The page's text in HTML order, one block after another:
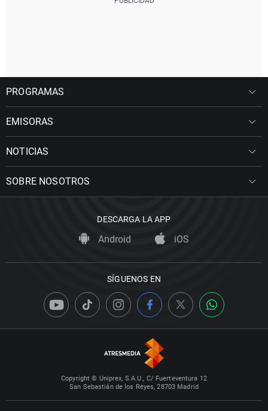
PROGRAMAS
EMISORAS
NOTICIAS
SOBRE NOSOTROS
DESCARGA LA APP
Android iOS
SÍGUENOS EN
Copyright © Uniprex, S.A.U., C/ Fuerteventura 12
San Sebastián de los Reyes, 28703 Madrid